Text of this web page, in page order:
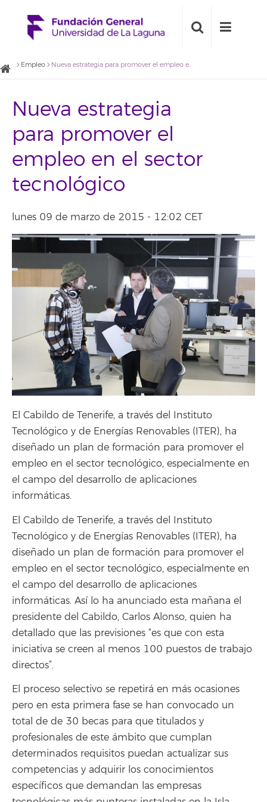
Empleo Nueva estrategia para promover el empleo en el sector tecnológico
Nueva estrategia
para promover el
empleo en el sector
tecnológico
lunes 09 de marzo de 2015 - 12:02 CET
El Cabildo de Tenerife, a través del Instituto
Tecnológico y de Energías Renovables (ITER), ha
diseñado un plan de formación para promover el
empleo en el sector tecnológico, especialmente en
el campo del desarrollo de aplicaciones
informáticas.
El Cabildo de Tenerife, a través del Instituto
Tecnológico y de Energías Renovables (ITER), ha
diseñado un plan de formación para promover el
empleo en el sector tecnológico, especialmente en
el campo del desarrollo de aplicaciones
informáticas. Así lo ha anunciado esta mañana el
presidente del Cabildo, Carlos Alonso, quien ha
detallado que las previsiones “es que con esta
iniciativa se creen al menos 100 puestos de trabajo
directos”.
El proceso selectivo se repetirá en más ocasiones
pero en esta primera fase se han convocado un
total de de 30 becas para que titulados y
profesionales de este ámbito que cumplan
determinados requisitos puedan actualizar sus
competencias y adquirir los conocimientos
específicos que demandan las empresas